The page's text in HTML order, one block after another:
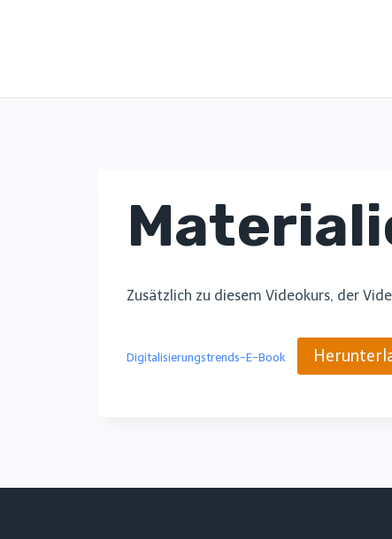
Zusätzlich zu diesem Videokurs, der
Digitalisierungstrends-E-Book